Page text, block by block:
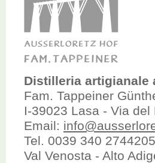
Distilleria artigianale
Fam. Tappeiner
I-39023 Lasa - Via del
Email:
Tel. 0039 340 2744205
Val Venosta - Alto